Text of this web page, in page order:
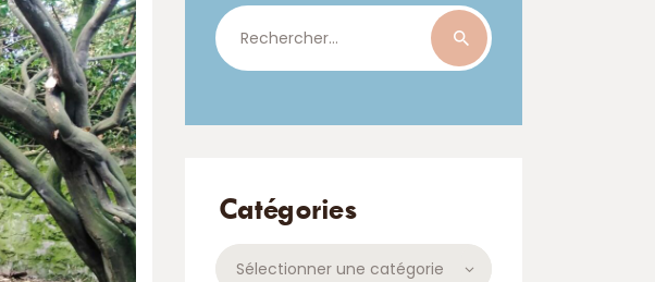
Rechercher :
Catégories
Catégories